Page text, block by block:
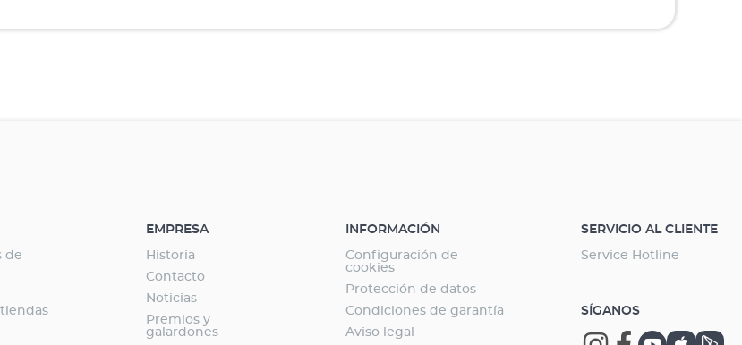
de
EMPRESA
Historia
Contacto
Noticias
Premios y
galardones
INFORMACIÓN
Configuración de
cookies
Protección de datos
Condiciones de garantía
Aviso legal
SERVICIO AL CLIENTE
Service Hotline
SÍGANOS